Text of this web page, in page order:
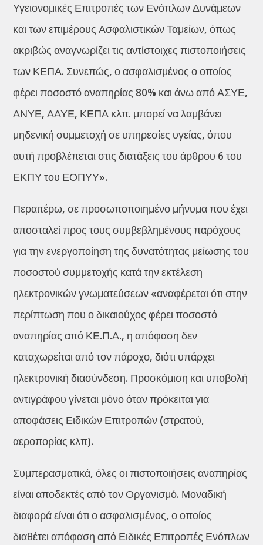
Υγειονομικές Επιτροπές των Ενόπλων Δυνάμεων
και των επιμέρους Ασφαλιστικών Ταμείων, όπως
ακριβώς αναγνωρίζει τις αντίστοιχες πιστοποιήσεις
των ΚΕΠΑ. Συνεπώς, ο ασφαλισμένος ο οποίος
φέρει ποσοστό αναπηρίας 80% και άνω από ΑΣΥΕ,
ΑΝΥΕ, ΑΑΥΕ, ΚΕΠΑ κλπ. μπορεί να λαμβάνει
μηδενική συμμετοχή σε υπηρεσίες υγείας, όπου
αυτή προβλέπεται στις διατάξεις του άρθρου 6 του
ΕΚΠΥ του ΕΟΠΥΥ».
Περαιτέρω, σε προσωποποιημένο μήνυμα που έχει
αποσταλεί προς τους συμβεβλημένους παρόχους
για την ενεργοποίηση της δυνατότητας μείωσης του
ποσοστού συμμετοχής κατά την εκτέλεση
ηλεκτρονικών γνωματεύσεων «αναφέρεται ότι στην
περίπτωση που ο δικαιούχος φέρει ποσοστό
αναπηρίας από ΚΕ.Π.Α., η απόφαση δεν
καταχωρείται από τον πάροχο, διότι υπάρχει
ηλεκτρονική διασύνδεση. Προσκόμιση και υποβολή
αντιγράφου γίνεται μόνο όταν πρόκειται για
αποφάσεις Ειδικών Επιτροπών (στρατού,
αεροπορίας κλπ).
Συμπερασματικά, όλες οι πιστοποιήσεις αναπηρίας
είναι αποδεκτές από τον Οργανισμό. Μοναδική
διαφορά είναι ότι ο ασφαλισμένος, ο οποίος
διαθέτει απόφαση από Ειδικές Επιτροπές Ενόπλων